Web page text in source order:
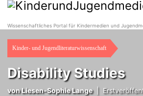
Wissenschaftliches Portal für Kindermedien und
Kinder- und Jugendliteraturwissenschaft
Disability Studies
von Liesen-Sophie Lange|